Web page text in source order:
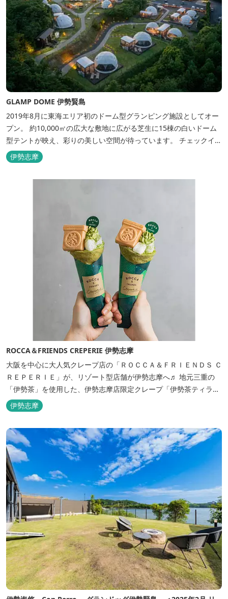
GLAMP DOME 伊勢賢島
2019年8月に東海エリア初のドーム型グランピング施設としてオー
プン。 約10,000㎡の広大な敷地に広がる芝生に15棟の白いドーム
型テントが映え、彩りの美しい空間が待っています。 チェックイン
後は『ハーゲンダッツ食べ放題』 夕食は松阪牛や伊勢海老を贅沢に
使用した「三重ブランドBBQプラン」や、1人前350ｇと食べ応え
のあるお肉を用意した「肉盛りプラン」などからお選びできま
伊勢志摩
ROCCA＆FRIENDS CREPERIE 伊勢志摩
大阪を中心に大人気クレープ店の「ＲＯＣＣＡ＆ＦＲＩＥＮＤＳ Ｃ
ＲＥＰＥＲＩＥ」が、リゾート型店舗が伊勢志摩へ♬ 地元三重の
「伊勢茶」を使用した、伊勢志摩店限定クレープ「伊勢茶ティラミ
ス」をはじめ、まるで「パフェ」のような創作クレープを味わえま
す。 また季節に合わせて、期間限定クレープやドリンク種類も豊富
ですので、伊勢志摩旅行の際にはぜひお立ち寄りいただければと思
います。 店舗前のテラス...
伊勢志摩